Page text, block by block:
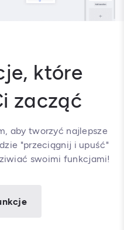
które
zacząć
aby tworzyć najlepsze
"przeciągnij i upuść"
swoimi funkcjami!